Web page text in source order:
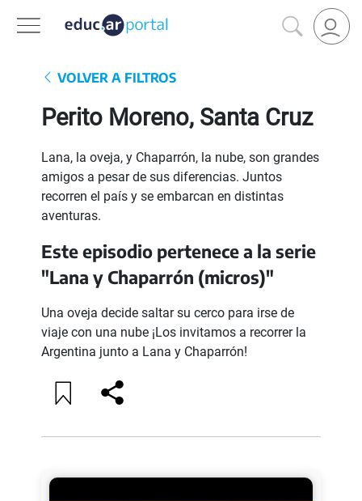
VOLVER A FILTROS
Perito Moreno, Santa Cruz
Lana, la oveja, y Chaparrón, la nube, son grandes
amigos a pesar de sus diferencias. Juntos
recorren el país y se embarcan en distintas
aventuras.
Este episodio pertenece a la serie
"Lana y Chaparrón (micros)"
Una oveja decide saltar su cerco para irse de
viaje con una nube ¡Los invitamos a recorrer la
Argentina junto a Lana y Chaparrón!